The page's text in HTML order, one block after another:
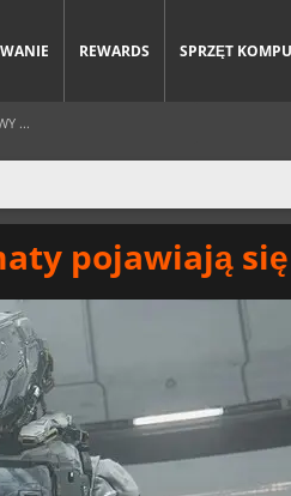
REWARDS SPRZĘT
...
pojawiają